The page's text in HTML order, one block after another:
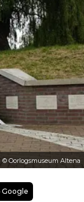
© Oorlogsmuseum Altena
Google